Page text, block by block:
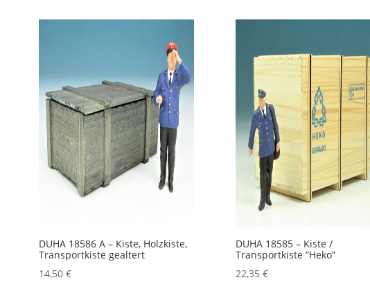
DUHA 18586 A – Kiste, Holzkiste,
Transportkiste gealtert
14,50 €
DUHA 18585 – Kiste /
Transportkiste ”Heko”
22,35 €